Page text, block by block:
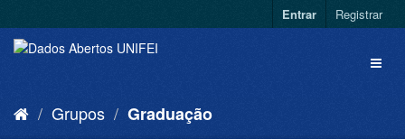
Entrar Registrar
Grupos Graduação